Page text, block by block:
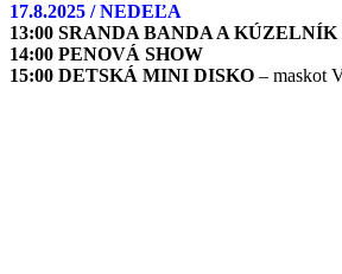
17.8.2025 / NEDEĽA
13:00 SRANDA BANDA A KÚZELNÍK
14:00 PENOVÁ SHOW
15:00 DETSKÁ MINI DISKO – maskot